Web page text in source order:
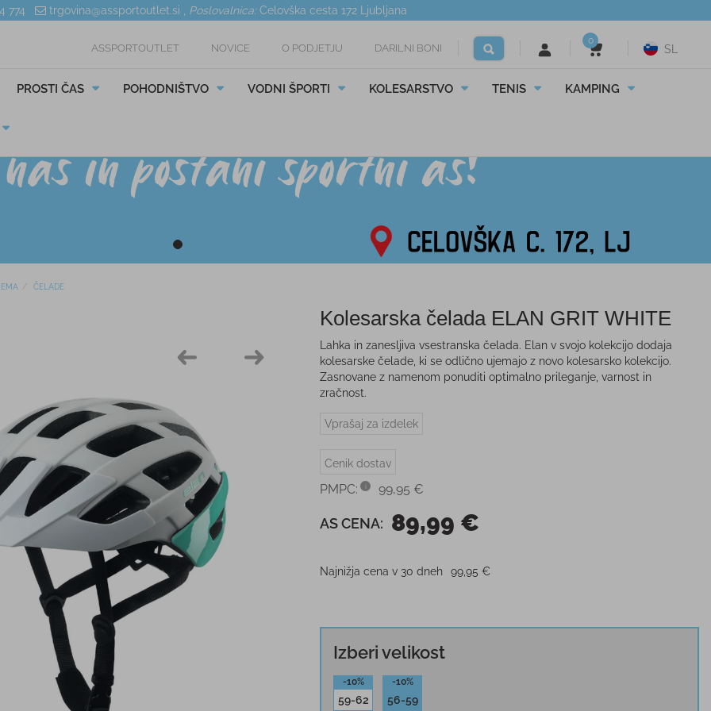
774 trgovina@assportoutlet.si Poslovalnica: Celovška cesta 172Ljubljana
ASSPORTOUTLET NOVICE O PODJETJU DARILNI BONI
0
SL
PROSTI ČAS POHODNIŠTVO VODNI ŠPORTI KOLESARSTVO TENIS KAMPING
ČELADE
Kolesarska čelada ELAN GRIT WHITE
Lahka in zanesljiva vsestranska čelada. Elan v svojo kolekcijo dodaja
kolesarske čelade, ki se odlično ujemajo z novo kolesarsko kolekcijo.
Zasnovane z namenom ponuditi optimalno prileganje, varnost in
zračnost.
Vprašaj za izdelek
Cenik dostav
PMPC: 99,95 €
AS CENA: 89,99 €
Najnižja cena v 30 dneh 99,95 €
Izberi velikost
-10%
59-62
-10%
56-59